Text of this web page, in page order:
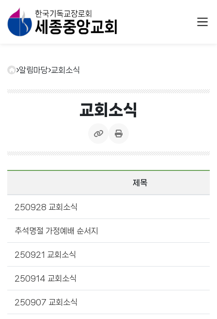
알림마당 교회소식
교회소식
제목
250928 교회소식
추석명절 가정예배 순서지
250921 교회소식
250914 교회소식
250907 교회소식